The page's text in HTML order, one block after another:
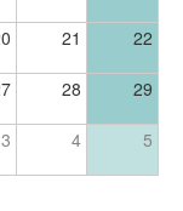
21 22
28 29
3 4 5